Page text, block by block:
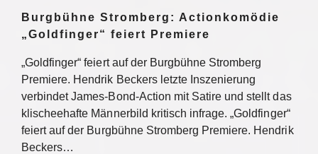
Burgbühne Stromberg: Actionkomödie
„Goldfinger“ feiert Premiere
„Goldfinger“ feiert auf der Burgbühne Stromberg
Premiere. Hendrik Beckers letzte Inszenierung
verbindet James-Bond-Action mit Satire und stellt das
klischeehafte Männerbild kritisch infrage. „Goldfinger“
feiert auf der Burgbühne Stromberg Premiere. Hendrik
Beckers…